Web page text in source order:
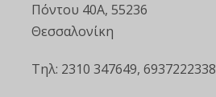
Πόντου 40Α, 55236
Θεσσαλονίκη
Τηλ: 2310 347649, 6937222338